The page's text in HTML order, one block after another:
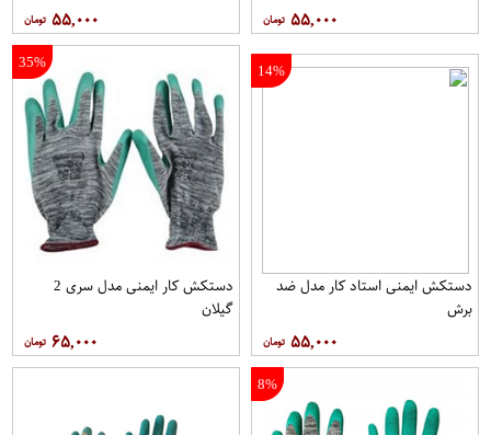
۵۵,۰۰۰ ۵۵,۰۰۰
14%
دستکش ایمنی استاد کار مدل ضد
برش
۵۵,۰۰۰
35%
دستکش کار ایمنی مدل سری 2
گیلان
۶۵,۰۰۰
8%